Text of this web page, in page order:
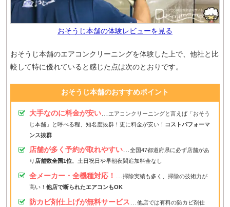
おそうじ本舗の体験レビューを見る
おそうじ本舗のエアコンクリーニングを体験した上で、他社と比
較して特に優れていると感じた点は次のとおりです。
おそうじ本舗のおすすめポイント
大手なのに料金が安い… エアコンクリーニングと言えば「おそう
じ本舗」と呼べる程、知名度抜群！更に料金が安い！ コストパフォーマ
ンス抜群
店舗が多く予約が取れやすい…全国47都道府県に必ず店舗があ
り 店舗数全国1位。土日祝日や早朝夜間追加料金なし
全メーカー・全機種対応！
掃除実績も多く、掃除の技術力が
高い！ 他店で断られたエアコンもOK
防カビ剤仕上げが無料サービス
他店では有料の防カビ剤仕